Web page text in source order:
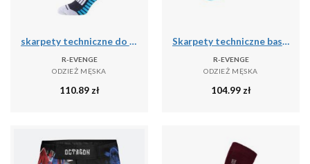
skarpety techniczne do biegania dla dorosłych długie, czarny
R-EVENGE
ODZIEŻ MĘSKA
110.89zł
Skarpety techniczne basenowe jednopalcowe dla dorosłych, jasnoniebieskim białym
R-EVENGE
ODZIEŻ MĘSKA
104.99zł